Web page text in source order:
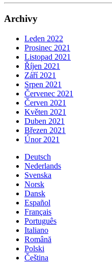
Archivy
Leden 2022
Prosinec 2021
Listopad 2021
Říjen 2021
Září 2021
Srpen 2021
Červenec 2021
Červen 2021
Květen 2021
Duben 2021
Březen 2021
Únor 2021
Deutsch
Nederlands
Svenska
Norsk
Dansk
Español
Français
Português
Italiano
Română
Polski
Čeština